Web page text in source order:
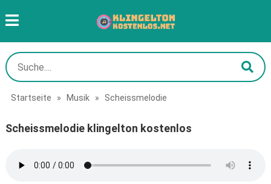
Startseite » Musik » Scheissmelodie
Scheissmelodie klingelton kostenlos